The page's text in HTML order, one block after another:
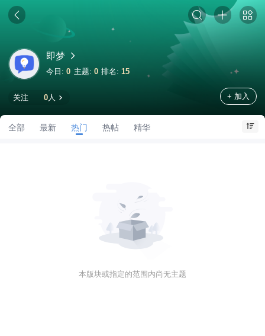
即梦
今日: 0 主题: 0 排名: 15
关注 0人 + 加入
全部 最新 热门 热帖 精华
本版块或指定的范围内尚无主题